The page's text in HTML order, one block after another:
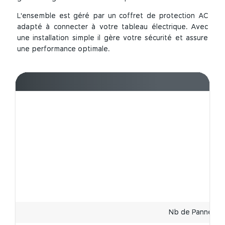
L'ensemble est géré par un coffret de protection AC
adapté à connecter à votre tableau électrique. Avec
une installation simple il gère votre sécurité et assure
une performance optimale.
Nb de Panneaux